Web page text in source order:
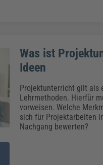
Was ist
Ideen
Projektunterricht gilt als
Lehrmethoden. Hierfür
vorweisen. Welche
sich für Projektarbeiten
Nachgang bewerten?